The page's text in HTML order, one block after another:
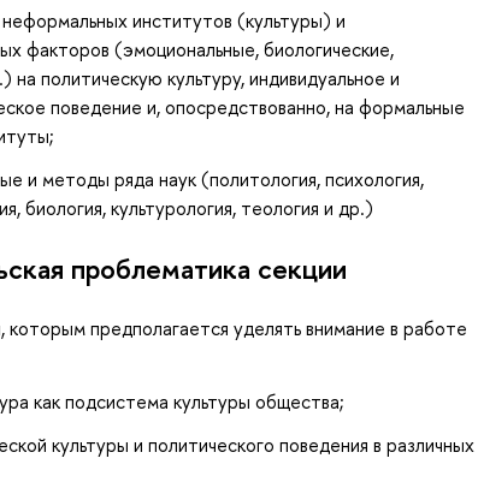
институтов (культуры) и
факторов (эмоциональные, биологические,
на политическую культуру, индивидуальное и
поведение и, опосредствованно, на формальные
и методы ряда наук (политология, психология,
биология, культурология, теология и др.)
проблематика секции
предполагается уделять внимание в работе
как подсистема культуры общества;
культуры и политического поведения в различных